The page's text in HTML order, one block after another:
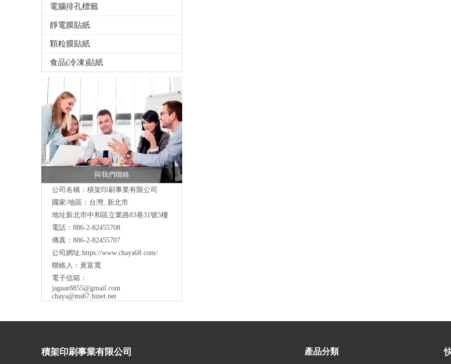
電腦排孔標籤
靜電膜貼紙
顆粒膜貼紙
食品(冷凍)貼紙
與我們聯絡
公司名稱：積架印刷事業有限公司
國家/地區：台灣, 新北市
地址新北市中和區立業路83巷31號5樓
電話：886-2-82455708
傳真：886-2-82455707
公司網址:https://www.chaya68.com/
聯絡人：黃富寬
電子信箱：
jaguar8855@gmail.com
chaya@ms67.hinet.net
積架印刷事業有限公司 產品分類